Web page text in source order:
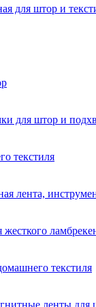
для штор и
для штор и
текстиля
лента,
текстиля
ленты для